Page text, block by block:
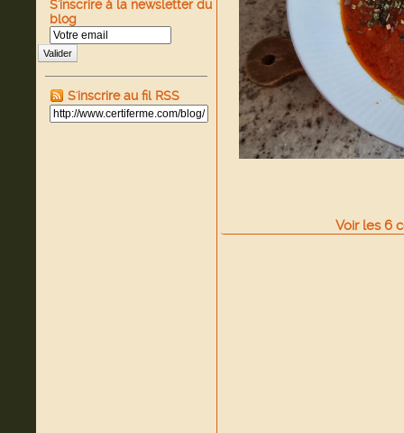
S'inscrire à la newsletter du
blog
Valider
S'inscrire au fil RSS
Voir les6